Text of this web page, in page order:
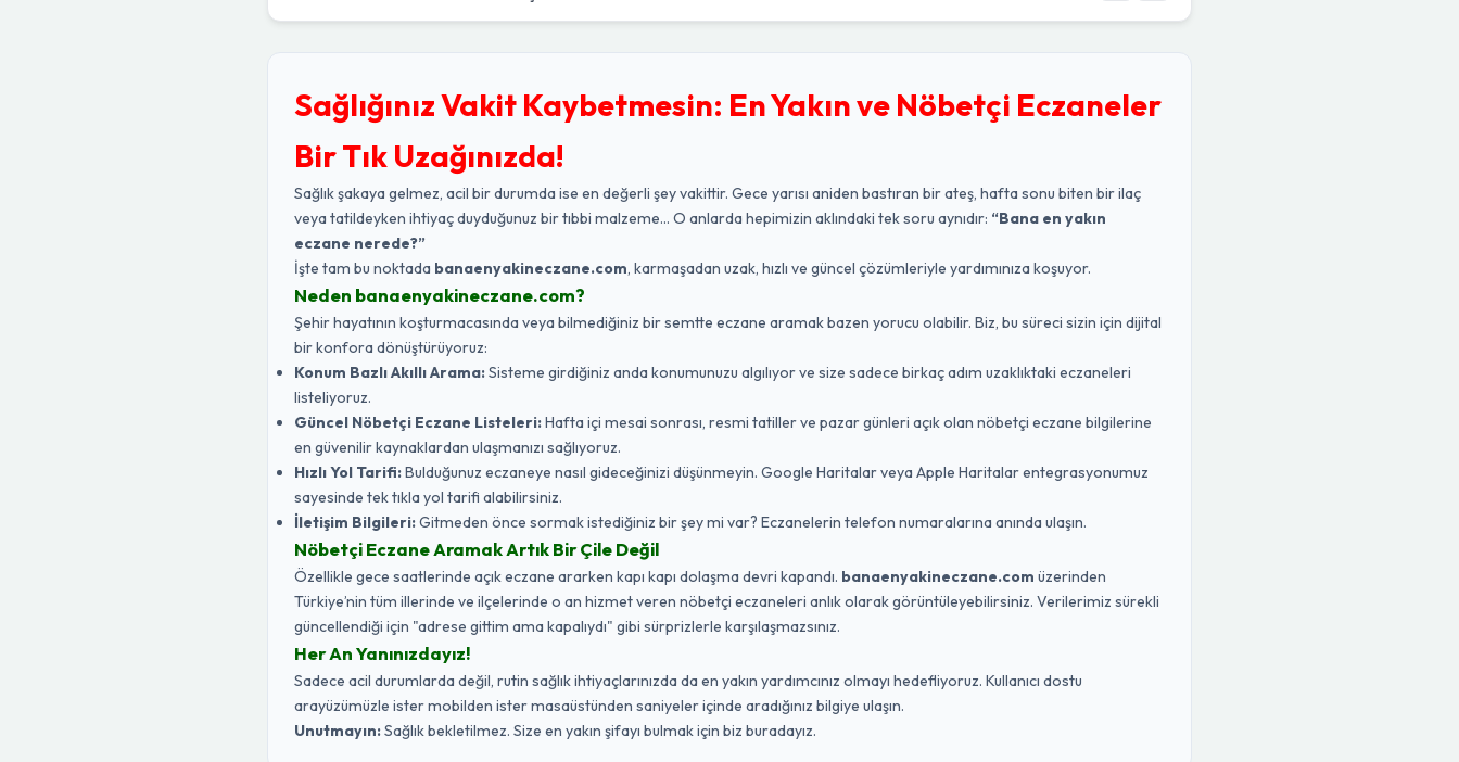
Sağlığınız Vakit Kaybetmesin: En Yakın ve Nöbetçi Eczaneler
Bir Tık Uzağınızda!
Sağlık şakaya gelmez, acil bir durumda ise en değerli şey vakittir. Gece yarısı aniden bastıran bir ateş, hafta sonu biten bir ilaç
veya tatildeyken ihtiyaç duyduğunuz bir tıbbi malzeme... O anlarda hepimizin aklındaki tek soru aynıdır: “Bana en yakın
eczane nerede?”
İşte tam bu noktada banaenyakineczane.com, karmaşadan uzak, hızlı ve güncel çözümleriyle yardımınıza koşuyor.
Neden banaenyakineczane.com?
Şehir hayatının koşturmacasında veya bilmediğiniz bir semtte eczane aramak bazen yorucu olabilir. Biz, bu süreci sizin için dijital
bir konfora dönüştürüyoruz:
Konum Bazlı Akıllı Arama:Sisteme girdiğiniz anda konumunuzu algılıyor ve size sadece birkaç adım uzaklıktaki eczaneleri
listeliyoruz.
Güncel Nöbetçi Eczane Listeleri:Hafta içi mesai sonrası, resmi tatiller ve pazar günleri açık olan nöbetçi eczane bilgilerine
en güvenilir kaynaklardan ulaşmanızı sağlıyoruz.
Hızlı Yol Tarifi:Bulduğunuz eczaneye nasıl gideceğinizi düşünmeyin. Google Haritalar veya Apple Haritalar entegrasyonumuz
sayesinde tek tıkla yol tarifi alabilirsiniz.
İletişim Bilgileri:Gitmeden önce sormak istediğiniz bir şey mi var? Eczanelerin telefon numaralarına anında ulaşın.
Nöbetçi Eczane Aramak Artık Bir Çile Değil
Özellikle gece saatlerinde açık eczane ararken kapı kapı dolaşma devri kapandı. banaenyakineczane.com üzerinden
Türkiye’nin tüm illerinde ve ilçelerinde o an hizmet veren nöbetçi eczaneleri anlık olarak görüntüleyebilirsiniz. Verilerimiz sürekli
güncellendiği için "adrese gittim ama kapalıydı" gibi sürprizlerle karşılaşmazsınız.
Her An Yanınızdayız!
Sadece acil durumlarda değil, rutin sağlık ihtiyaçlarınızda da en yakın yardımcınız olmayı hedefliyoruz. Kullanıcı dostu
arayüzümüzle ister mobilden ister masaüstünden saniyeler içinde aradığınız bilgiye ulaşın.
Unutmayın:Sağlık bekletilmez. Size en yakın şifayı bulmak için biz buradayız.